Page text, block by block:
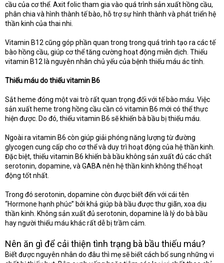
cầu của cơ thể. Axit folic tham gia vào quá trình sản xuất hồng cầu,
phân chia và hình thành tế bào, hỗ trợ sự hình thành và phát triển hệ
thần kinh của thai nhi.
Vitamin B12 cũng góp phần quan trong trong quá trình tạo ra các tế
bào hồng cầu, giúp cơ thể tăng cường hoạt động miễn dịch. Thiếu
vitamin B12 là nguyên nhân chủ yếu của bệnh thiếu máu ác tính.
Thiếu máu do thiếu vitamin B6
Sắt heme đóng một vai trò rất quan trọng đối với tế bào máu. Việc
sản xuất heme trong hồng cầu cần có vitamin B6 mới có thể thực
hiện được. Do đó, thiếu vitamin B6 sẽ khiến bà bầu bị thiếu máu.
Ngoài ra vitamin B6 còn giúp giải phóng năng lượng từ đường
glycogen cung cấp cho cơ thể và duy trì hoạt động của hệ thần kinh.
Đặc biệt, thiếu vitamin B6 khiến bà bầu không sản xuất đủ các chất
serotonin, dopamine, và GABA nên hệ thần kinh không thể hoạt
động tốt nhất.
Trong đó serotonin, dopamine còn được biết đến với cái tên
“Hormone hạnh phúc” bởi khả giúp bà bầu được thư giãn, xoa dịu
thần kinh. Không sản xuất đủ serotonin, dopamine là lý do bà bầu
hay người thiếu máu khác rất dễ bị trầm cảm.
Nên ăn gì để cải thiện tình trạng bà bầu thiếu máu?
Biết được nguyên nhân do đâu thì mẹ sẽ biết cách bổ sung những vi